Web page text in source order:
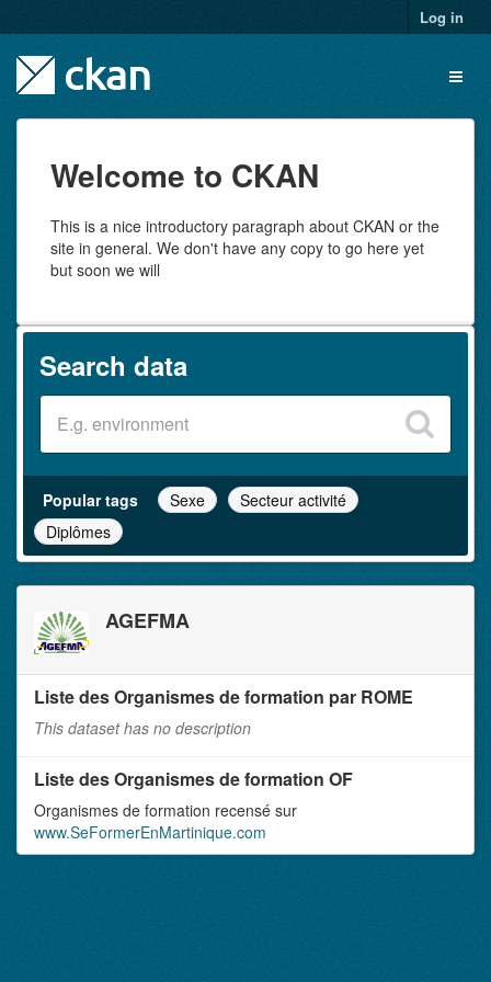
to
content
Log in
Welcome to CKAN
This is a nice introductory paragraph about CKAN or the
site in general. We don't have any copy to go here yet
but soon we will
Search data
Popular tags Sexe
Secteur activité
Diplômes
AGEFMA
Liste des Organismes de formation par ROME
This dataset has no description
Liste des Organismes de formation OF
Organismes de formation recensé sur
www.SeFormerEnMartinique.com